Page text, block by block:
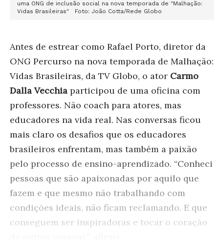
uma ONG de inclusão social na nova temporada de "Malhação:
Vidas Brasileiras" Foto: João Cotta/Rede Globo
Antes de estrear como Rafael Porto, diretor da
ONG Percurso na nova temporada de Malhação:
Vidas Brasileiras, da TV Globo, o ator Carmo
Dalla Vecchia participou de uma oficina com
professores. Não coach para atores, mas
educadores na vida real. Nas conversas ficou
mais claro os desafios que os educadores
brasileiros enfrentam, mas também a paixão
pelo processo de ensino-aprendizado. “Conheci
pessoas que são apaixonadas por aquilo que
fazem e que mesmo não trabalhando com
condições ideais, não ficam reclamando. E que
conseguem ser inspiradoras e tocar o coração